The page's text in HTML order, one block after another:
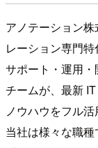
アノテーション
レーション専門特
サポート・運用
チームが、最新
ノウハウをフル
当社は様々な職種